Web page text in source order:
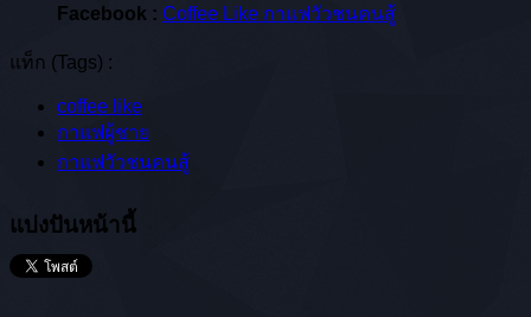
Facebook : Coffee Like กาแฟวัวชนคนสู้
แท็ก (Tags) :
coffee like
กาแฟผู้ชาย
กาแฟวัวชนคนสู้
แบ่งปันหน้านี้